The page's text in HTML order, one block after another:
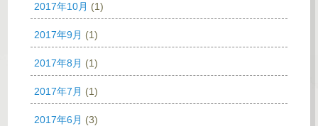
2017年10月 (1)
2017年9月 (1)
2017年8月 (1)
2017年7月 (1)
2017年6月 (3)